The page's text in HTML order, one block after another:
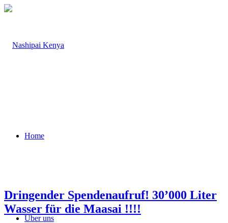
Home
Über uns
Dringender Spendenaufruf! 30’000 Liter
Wasser für die Maasai !!!!